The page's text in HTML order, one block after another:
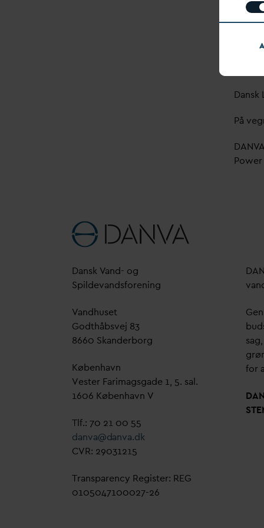
En
Dansk
På
DANV
Power
Dansk Vand- og
Spildevandsforening
Vandhuset
Godthåbsvej 83
8660 Skanderborg
København
Vester Farimagsgade 1, 5. sal.
1606 København V
Tlf.: 70 21 00 55
danva@danva.dk
CVR: 29031215
Transparency Register: REG
0105047100027-26
DAN
v
for
DAN